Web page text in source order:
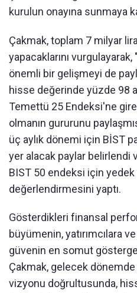
kurulun onayına sunmaya
Çakmak, toplam 7 milyar lira
yapacaklarını
önemli bir gelişmeyi de
hisse değerinde yüzde 98
Temettü 25 Endeksi'ne
olmanın gururunu
üç aylık dönemi için BİST
yer alacak paylar belirlendi
BIST 50 endeksi için yedek
değerlendirmesini yaptı.
Gösterdikleri finansal
büyümenin, yatırımcılara
güvenin en somut
Çakmak, gelecek
vizyonu doğrultusunda,